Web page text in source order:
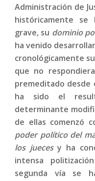
Administración de
históricamente se
grave, su dominio
ha venido
cronológicamente
que no
premeditado desde
ha sido el
determinante
de ellas comenzó
poder político del
los juecesy ha
intensa
segunda vía se